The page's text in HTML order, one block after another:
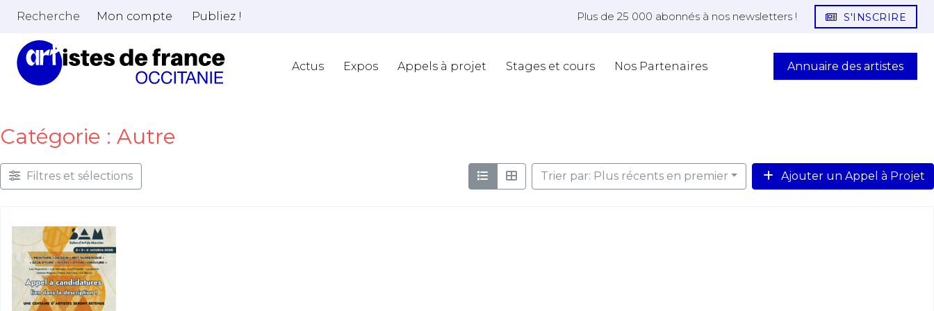
Recherche Mon compte Publiez ! Plus de 25 000 abonnés à nos newsletters ! S'INSCRIRE
Actus Expos Appels à projet Stages et cours Nos Partenaires Annuaire des artistes
Catégorie : Autre
Filtres et sélections Trier par: Plus récents en premier Ajouter un Appel à Projet